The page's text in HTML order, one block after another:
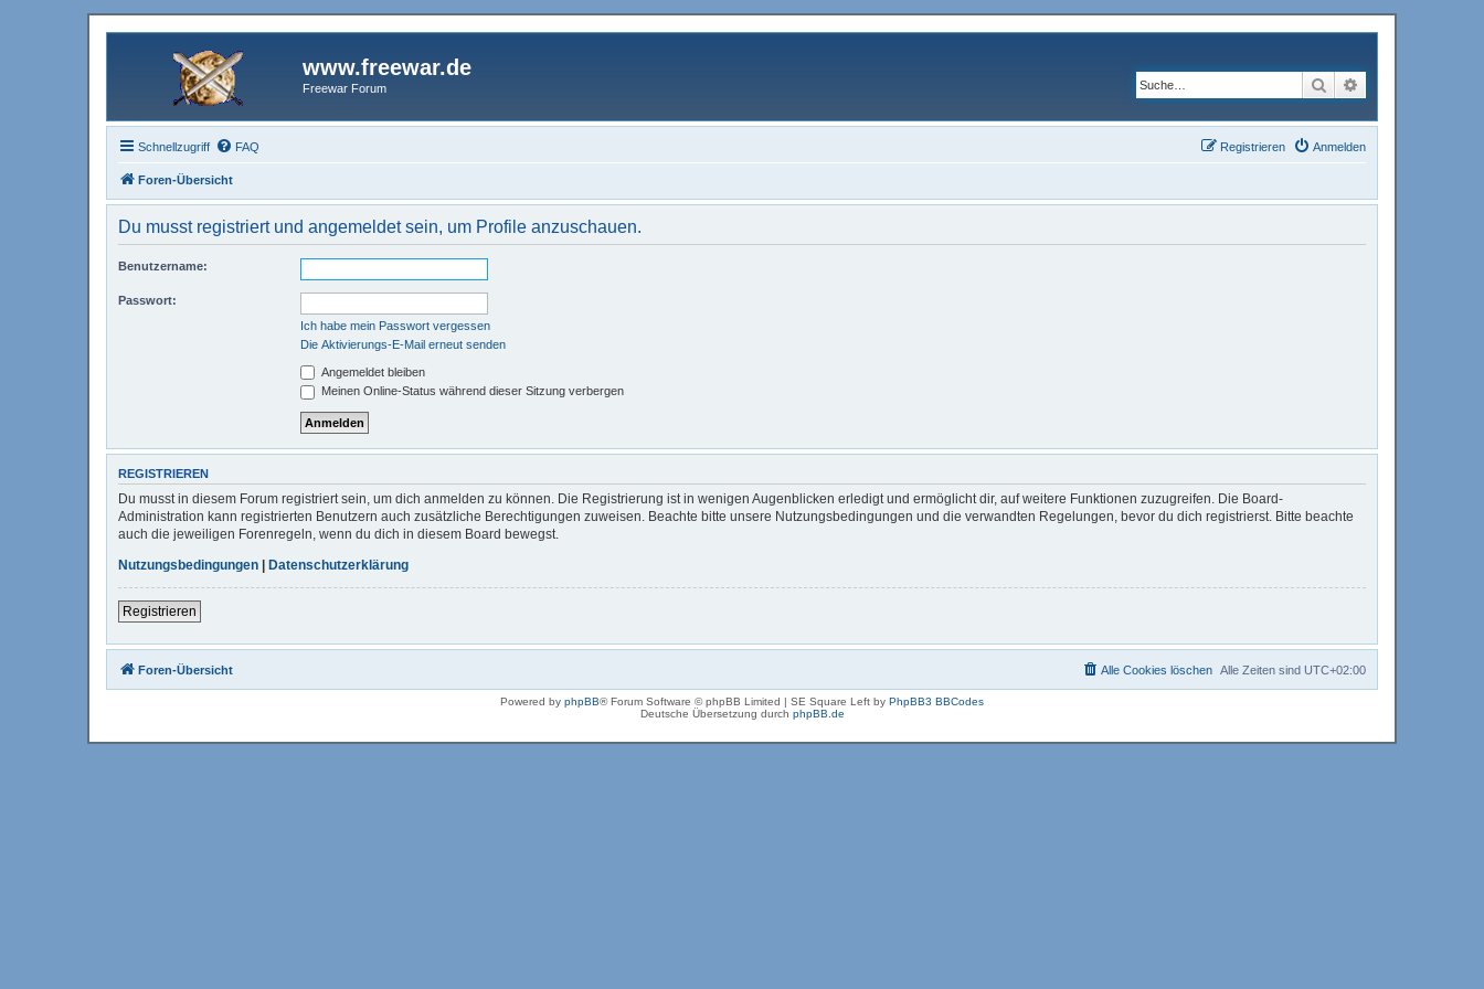
www.freewar.de
Freewar Forum Suche
Schnellzugriff FAQ Anmelden
Registrieren
Foren-Übersicht
Du musst registriert und angemeldet sein, um Profile anzuschauen.
Benutzername:
Passwort:
Ich habe mein Passwort vergessen
Die Aktivierungs-E-Mail erneut senden
Angemeldet bleiben
Meinen Online-Status während dieser Sitzung verbergen
REGISTRIEREN
Du musst in diesem Forum registriert sein, um dich anmelden zu können. Die Registrierung ist in wenigen Augenblicken erledigt und ermöglicht dir, auf weitere Funktionen zuzugreifen. Die Board-
Administration kann registrierten Benutzern auch zusätzliche Berechtigungen zuweisen. Beachte bitte unsere Nutzungsbedingungen und die verwandten Regelungen, bevor du dich registrierst. Bitte beachte
auch die jeweiligen Forenregeln, wenn du dich in diesem Board bewegst.
Nutzungsbedingungen
Datenschutzerklärung
Registrieren
Foren-Übersicht Alle Zeiten sind UTC+02:00
Alle Cookies löschen
Powered by phpBB® Forum Software © phpBB Limited | SE Square Left by PhpBB3 BBCodes
Deutsche Übersetzung durch phpBB.de